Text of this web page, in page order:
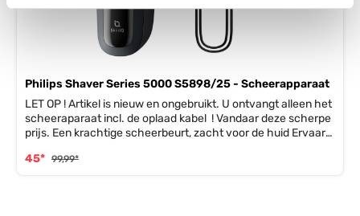
Philips Shaver Series 5000 S5898/25 - Scheerapparaat
LET OP ! Artikel is nieuw en ongebruikt. U ontvangt alleen het
scheeraparaat incl. de oplaad kabel ! Vandaar deze scherpe
prijs. Een krachtige scheerbeurt, zacht voor de huid Ervaar
S5000, dankzij de zelfslijpende mesjes en de verbeterde
45* 99,99*